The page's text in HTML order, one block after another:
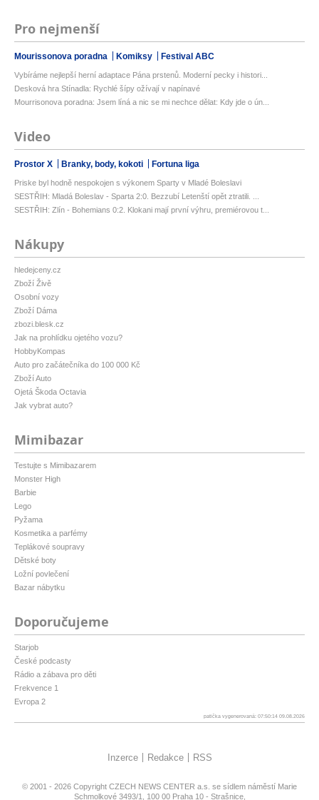
Pro nejmenší
Mourissonova poradna Komiksy Festival ABC
Vybíráme nejlepší herní adaptace Pána prstenů. Moderní pecky i histori...
Desková hra Stínadla: Rychlé šípy ožívají v napínavé
Mourrisonova poradna: Jsem líná a nic se mi nechce dělat: Kdy jde o ún...
Video
Prostor X Branky, body, kokoti Fortuna liga
Priske byl hodně nespokojen s výkonem Sparty v Mladé Boleslavi
SESTŘIH: Mladá Boleslav - Sparta 2:0. Bezzubí Letenští opět ztratili. ...
SESTŘIH: Zlín - Bohemians 0:2. Klokani mají první výhru, premiérovou t...
Nákupy
hledejceny.cz
Zboží Živě
Osobní vozy
Zboží Dáma
zbozi.blesk.cz
Jak na prohlídku ojetého vozu?
HobbyKompas
Auto pro začátečníka do 100 000 Kč
Zboží Auto
Ojetá Škoda Octavia
Jak vybrat auto?
Mimibazar
Testujte s Mimibazarem
Monster High
Barbie
Lego
Pyžama
Kosmetika a parfémy
Teplákové soupravy
Dětské boty
Ložní povlečení
Bazar nábytku
Doporučujeme
Starjob
České podcasty
Rádio a zábava pro děti
Frekvence 1
Evropa 2
patička vygenerovaná: 07:50:14 09.08.2026
Inzerce Redakce RSS
© 2001 - 2026 Copyright CZECH NEWS CENTER a.s. se sídlem náměstí Marie
Schmolkové 3493/1, 100 00 Praha 10 - Strašnice,